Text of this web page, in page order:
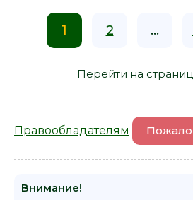
1 2 ...
Перейти на
Правообладателям
Внимание!